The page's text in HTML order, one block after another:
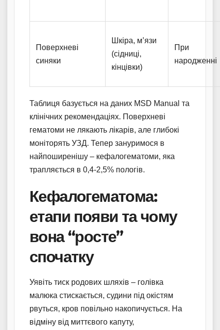
Поверхневі
синяки
Шкіра, м’язи
(сідниці,
кінцівки)
При
народженні
Таблиця базується на даних MSD Manual та
клінічних рекомендаціях. Поверхневі
гематоми не лякають лікарів, але глибокі
моніторять УЗД. Тепер зануримося в
найпоширенішу – кефалогематоми, яка
трапляється в 0,4-2,5% пологів.
Кефалогематома:
етапи появи та чому
вона “росте”
спочатку
Уявіть тиск родових шляхів – голівка
малюка стискається, судини під окістям
рвуться, кров повільно накопичується. На
відміну від миттєвого капуту,